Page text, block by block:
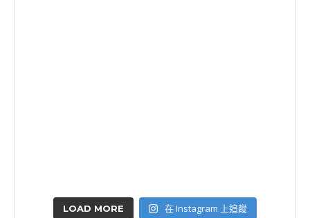
LOAD MORE 在 Instagram 上追蹤